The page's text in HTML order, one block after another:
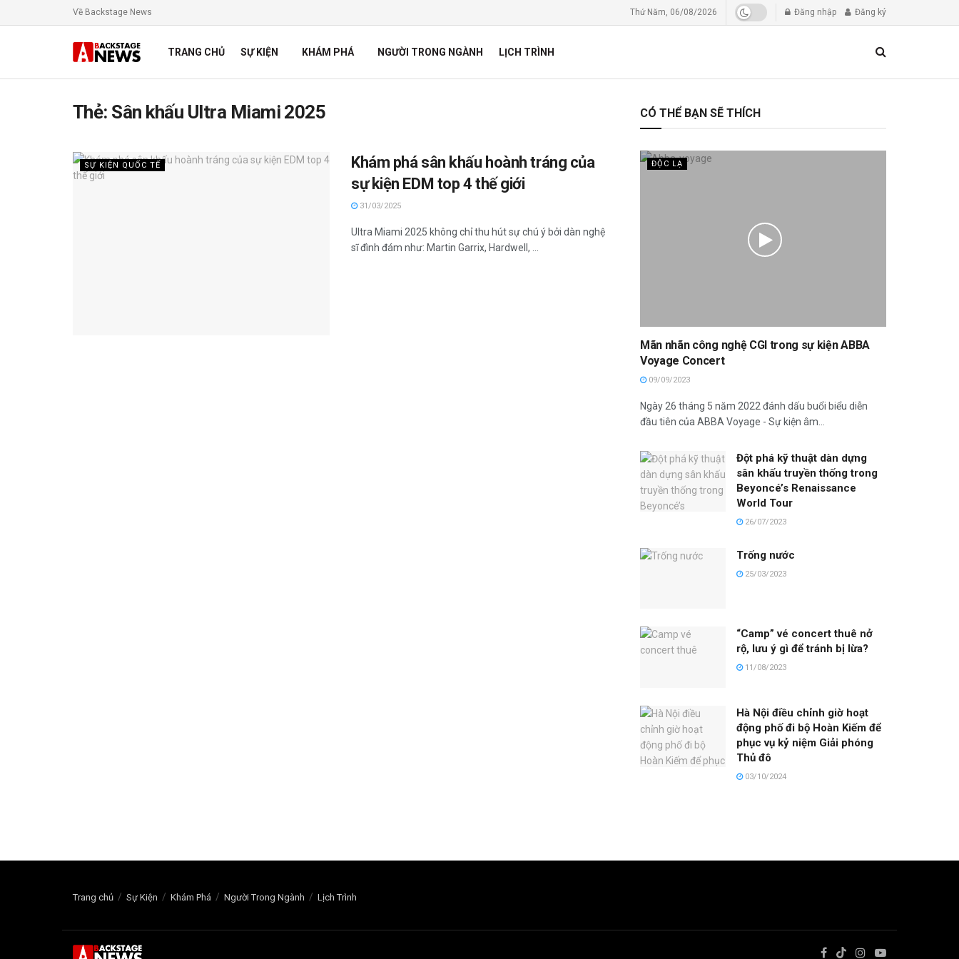
Về Backstage News Thứ Năm, 06/08/2026 Đăng nhập Đăng ký
TRANG CHỦ SỰ KIỆN KHÁM PHÁ NGƯỜI TRONG NGÀNH LỊCH TRÌNH
Thẻ: Sân khấu Ultra Miami 2025
SỰ KIỆN QUỐC TẾ
Khám phá sân khấu hoành tráng của
sự kiện EDM top 4 thế giới
31/03/2025
Ultra Miami 2025 không chỉ thu hút sự chú ý bởi dàn nghệ
sĩ đình đám như: Martin Garrix, Hardwell, ...
CÓ THỂ BẠN SẼ THÍCH
ĐỘC LẠ
Mãn nhãn công nghệ CGI trong sự kiện ABBA
Voyage Concert
09/09/2023
Ngày 26 tháng 5 năm 2022 đánh dấu buổi biểu diễn
đầu tiên của ABBA Voyage - Sự kiện âm...
Đột phá kỹ thuật dàn dựng
sân khấu truyền thống trong
Beyoncé’s Renaissance
World Tour
26/07/2023
Trống nước
25/03/2023
“Camp” vé concert thuê nở
rộ, lưu ý gì để tránh bị lừa?
11/08/2023
Hà Nội điều chỉnh giờ hoạt
động phố đi bộ Hoàn Kiếm để
phục vụ kỷ niệm Giải phóng
Thủ đô
03/10/2024
Trang chủ Sự Kiện Khám Phá Người Trong Ngành Lịch Trình